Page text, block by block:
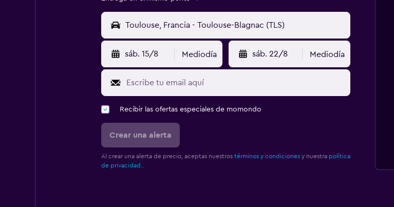
sáb. 15/8 Mediodía sáb. 22/8 Mediodía
Recibir las ofertas especiales de momondo
Crear una alerta
Al crear una alerta de precio, aceptas nuestros términos y condicionesy nuestra política
de privacidad.